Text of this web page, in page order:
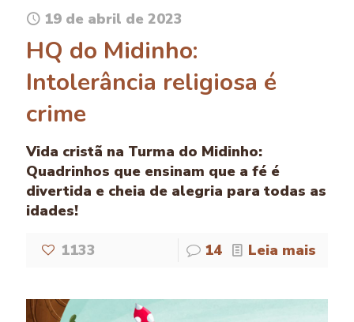
19 de abril de 2023
HQ do Midinho:
Intolerância religiosa é
crime
Vida cristã na Turma do Midinho:
Quadrinhos que ensinam que a fé é
divertida e cheia de alegria para todas as
idades!
1133 14 Leia mais